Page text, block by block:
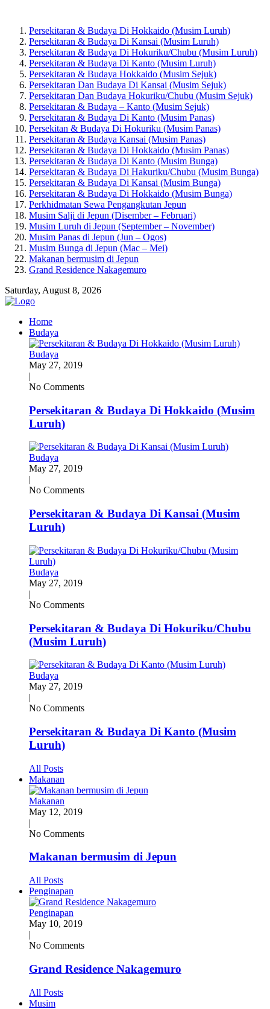
Persekitaran & Budaya Di Hokkaido (Musim Luruh)
Persekitaran & Budaya Di Kansai (Musim Luruh)
Persekitaran & Budaya Di Hokuriku/Chubu (Musim Luruh)
Persekitaran & Budaya Di Kanto (Musim Luruh)
Persekitaran & Budaya Hokkaido (Musim Sejuk)
Persekitaran Dan Budaya Di Kansai (Musim Sejuk)
Persekitaran Dan Budaya Hokuriku/Chubu (Musim Sejuk)
Persekitaran & Budaya – Kanto (Musim Sejuk)
Persekitaran & Budaya Di Kanto (Musim Panas)
Persekitan & Budaya Di Hokuriku (Musim Panas)
Persekitaran & Budaya Kansai (Musim Panas)
Persekitaran & Budaya Di Hokkaido (Musim Panas)
Persekitaran & Budaya Di Kanto (Musim Bunga)
Persekitaran & Budaya Di Hakuriku/Chubu (Musim Bunga)
Persekitaran & Budaya Di Kansai (Musim Bunga)
Persekitaran & Budaya Di Hokkaido (Musim Bunga)
Perkhidmatan Sewa Pengangkutan Jepun
Musim Salji di Jepun (Disember – Februari)
Musim Luruh di Jepun (September – November)
Musim Panas di Jepun (Jun – Ogos)
Musim Bunga di Jepun (Mac – Mei)
Makanan bermusim di Jepun
Grand Residence Nakagemuro
Saturday, August 8, 2026
Home
Budaya
Budaya
May 27, 2019
|
No Comments
Persekitaran & Budaya Di Hokkaido (Musim
Luruh)
Budaya
May 27, 2019
|
No Comments
Persekitaran & Budaya Di Kansai (Musim
Luruh)
Budaya
May 27, 2019
|
No Comments
Persekitaran & Budaya Di Hokuriku/Chubu
(Musim Luruh)
Budaya
May 27, 2019
|
No Comments
Persekitaran & Budaya Di Kanto (Musim
Luruh)
All Posts
Makanan
Makanan
May 12, 2019
|
No Comments
Makanan bermusim di Jepun
All Posts
Penginapan
Penginapan
May 10, 2019
|
No Comments
Grand Residence Nakagemuro
All Posts
Musim